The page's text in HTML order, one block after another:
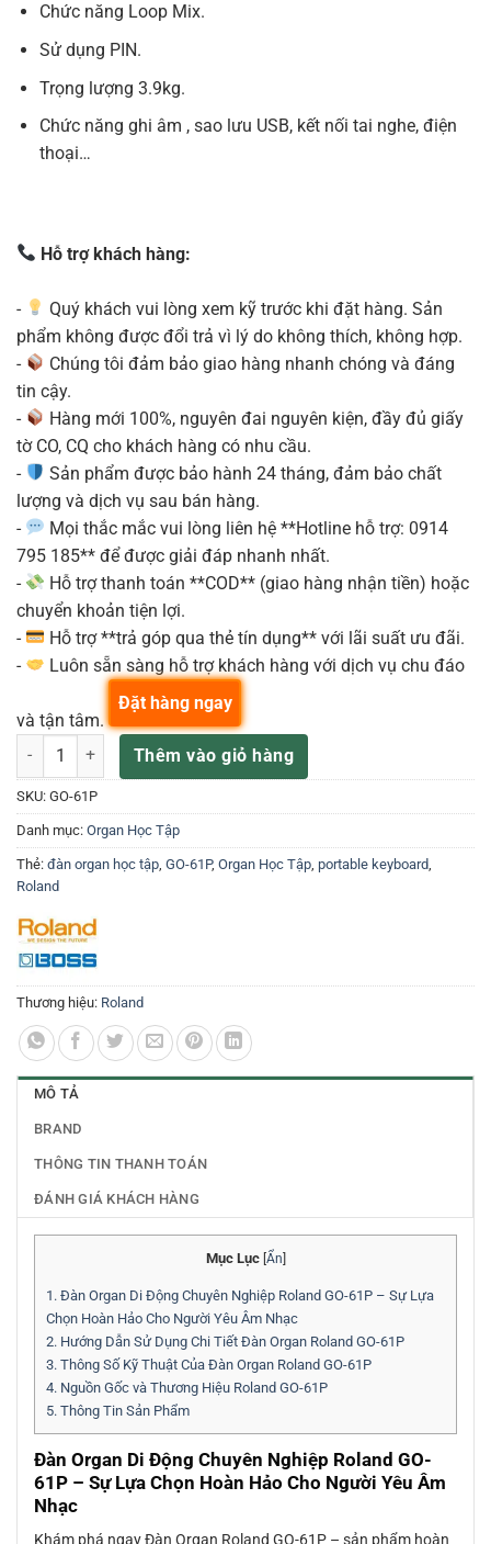
Chức năng Loop Mix.
Sử dụng PIN.
Trọng lượng 3.9kg.
Chức năng ghi âm , sao lưu USB, kết nối tai nghe, điện
thoại…
Hỗ trợ khách hàng:
-
Quý khách vui lòng xem kỹ trước khi đặt hàng. Sản
phẩm không được đổi trả vì lý do không thích, không hợp.
-
Chúng tôi đảm bảo giao hàng nhanh chóng và đáng
tin cậy.
-
Hàng mới 100%, nguyên đai nguyên kiện, đầy đủ giấy
tờ CO, CQ cho khách hàng có nhu cầu.
-
Sản phẩm được bảo hành 24 tháng, đảm bảo chất
lượng và dịch vụ sau bán hàng.
-
Mọi thắc mắc vui lòng liên hệ **Hotline hỗ trợ: 0914
795 185** để được giải đáp nhanh nhất.
-
Hỗ trợ thanh toán **COD** (giao hàng nhận tiền) hoặc
chuyển khoản tiện lợi.
-
Hỗ trợ **trả góp qua thẻ tín dụng** với lãi suất ưu đãi.
-
Luôn sẵn sàng hỗ trợ khách hàng với dịch vụ chu đáo
và tận tâm.
Đàn Organ Roland GO-61P số lượng
Thêm vào giỏ hàng
Đặt hàng ngay
SKU: GO-61P
Danh mục: Organ Học Tập
Thẻ: đàn organ học tập GO-61P, Organ Học Tập portable keyboard
Roland
Thương hiệu: Roland
MÔ TẢ
BRAND
THÔNG TIN THANH TOÁN
ĐÁNH GIÁ KHÁCH HÀNG
Mục Lục Ẩn
1. Đàn Organ Di Động Chuyên Nghiệp Roland GO-61P – Sự Lựa
Chọn Hoàn Hảo Cho Người Yêu Âm Nhạc
2. Hướng Dẫn Sử Dụng Chi Tiết Đàn Organ Roland GO-61P
3. Thông Số Kỹ Thuật Của Đàn Organ Roland GO-61P
4. Nguồn Gốc và Thương Hiệu Roland GO-61P
5. Thông Tin Sản Phẩm
Đàn Organ Di Động Chuyên Nghiệp Roland GO-
61P – Sự Lựa Chọn Hoàn Hảo Cho Người Yêu Âm
Nhạc
Khám phá ngay Đàn Organ Roland GO-61P – sản phẩm hoàn